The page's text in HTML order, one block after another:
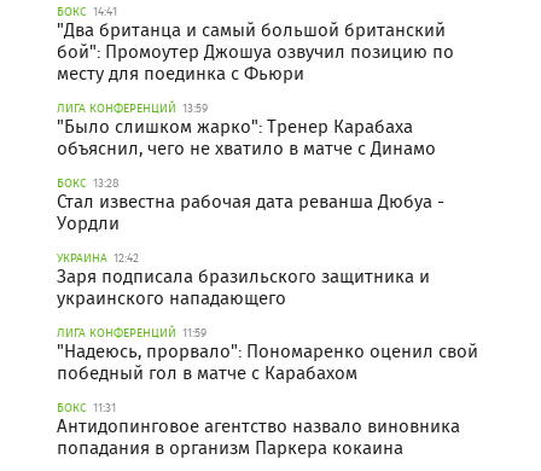
БОКС 14:41
"Два британца и самый большой британский
бой": Промоутер Джошуа озвучил позицию по
месту для поединка с Фьюри
ЛИГА КОНФЕРЕНЦИЙ 13:59
"Было слишком жарко": Тренер Карабаха
объяснил, чего не хватило в матче с Динамо
БОКС 13:28
Стал известна рабочая дата реванша Дюбуа -
Уордли
УКРАИНА 12:42
Заря подписала бразильского защитника и
украинского нападающего
ЛИГА КОНФЕРЕНЦИЙ 11:59
"Надеюсь, прорвало": Пономаренко оценил свой
победный гол в матче с Карабахом
БОКС 11:31
Антидопинговое агентство назвало виновника
попадания в организм Паркера кокаина